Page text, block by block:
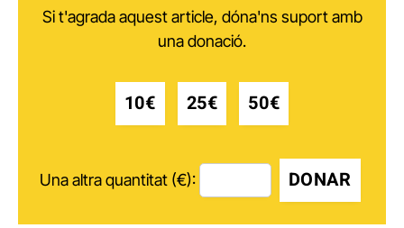
Si t'agrada aquest article, dóna'ns suport amb
una donació.
10€ 25€ 50€
Una altra quantitat (€): DONAR